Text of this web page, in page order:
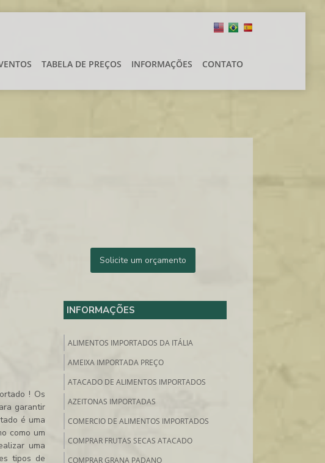
TABELA DE PREÇOS INFORMAÇÕES CONTATO
! Os
garantir
é uma
como um
uma
tipos de
Solicite um orçamento
INFORMAÇÕES
ALIMENTOS IMPORTADOS DA ITÁLIA
AMEIXA IMPORTADA PREÇO
ATACADO DE ALIMENTOS IMPORTADOS
AZEITONAS IMPORTADAS
COMERCIO DE ALIMENTOS IMPORTADOS
COMPRAR FRUTAS SECAS ATACADO
COMPRAR GRANA PADANO